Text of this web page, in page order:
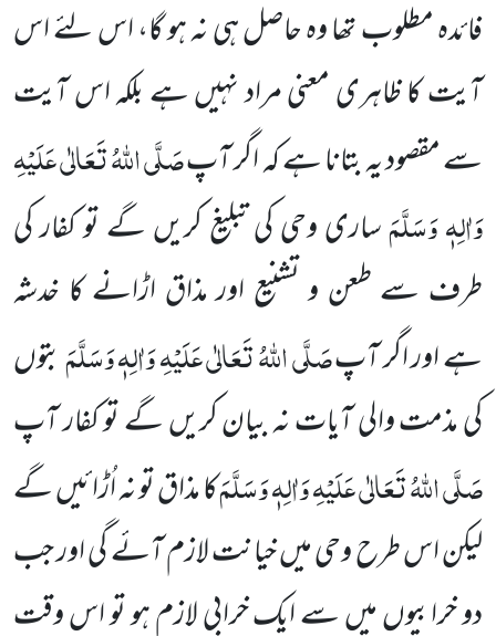
فائدہمطلوب تھا وہ حاصل ہی نہ ہو گا، اس لئے اس
آیت کا ظاہری معنی مراد نہیں ہے بلکہ اس آیت
سے مقصود یہ بتانا ہے کہ اگرآپصَلَّی اللہُ تَعَالٰی عَلَیْہِ
وَاٰلِہٖ وَسَلَّمَساری وحیکی تبلیغ کریں گےتو کفار کی
طرف سے طعن و تشنیع اور مذاق اڑانے کا خدشہ
ہےاور اگر آپصَلَّی اللہُ تَعَالٰی عَلَیْہِ وَاٰلِہٖ وَسَلَّمَبتوں
کی مذمت والی آیات نہ بیان کریں گے تو کفار آپ
صَلَّی اللہُ تَعَالٰی عَلَیْہِ وَاٰلِہٖ وَسَلَّمَکا مذاق تو نہ اُڑائیں گے
لیکن اس طرح وحی میں خیانت لازم آئے گی اور جب
دو خرابیوں میں سے ایک خرابی لازم ہو تو اس وقت